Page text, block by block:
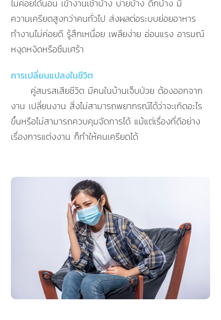
ไม่ค่อยได้นอน เข้างานเช้าบ้าง บ่ายบ้าง ดึกบ้าง มี
ความเครียดสูงกว่าคนทั่วไป ส่งผลต่อระบบย่อยอาหาร
ทำงานไม่ค่อยดี รู้สึกเหนื่อย เพลียง่าย อ่อนแรง อารมณ์
หงุดหงิดหรือซึมเศร้า
การเปลี่ยนแปลงในชีวิต
คู่สมรสเสียชีวิต มีคนในบ้านเจ็บป่วย ต้องออกจาก
งาน เปลี่ยนงาน สิ่งไม่สามารถพยากรณ์ได้ว่าจะเกิดอะไร
ขึ้นหรือไม่สามารถควบคุมจัดการได้ แม้แต่เรื่องที่ดีอย่าง
เรื่องการแต่งงาน ก็ทำให้คนเครียดได้